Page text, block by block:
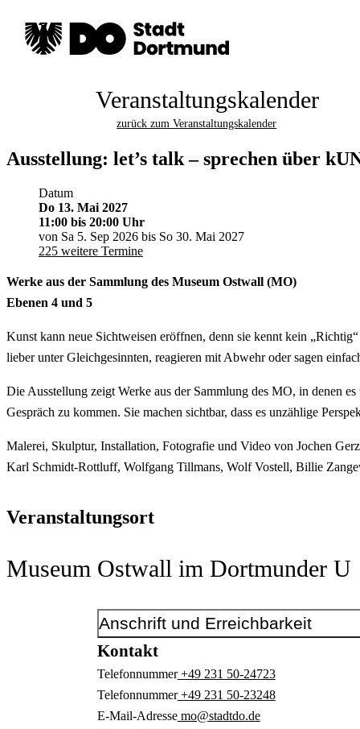
Veranstaltungskalender
zurück zum Veranstaltungskalender
Ausstellung: let’s talk – sprechen über
Datum
Do 13. Mai 2027
11:00 bis 20:00 Uhr
von Sa 5. Sep 2026 bis So 30. Mai 2027
225 weitere Termine
Werke aus der Sammlung des Museum Ostwall (MO)
Ebenen 4 und 5
Kunst kann neue Sichtweisen eröffnen, denn sie kennt kein
lieber unter Gleichgesinnten, reagieren mit Abwehr oder sagen
Die Ausstellung zeigt Werke aus der Sammlung des MO, in denen
Gespräch zu kommen. Sie machen sichtbar, dass es unzählige
Malerei, Skulptur, Installation, Fotografie und Video von Jochen
Karl Schmidt-Rottluff, Wolfgang Tillmans, Wolf Vostell, Billie
Veranstaltungsort
Museum Ostwall im Dortmunder U
Anschrift und Erreichbarkeit
Kontakt
Telefonnummer+49 231 50-24723
Telefonnummer+49 231 50-23248
E-Mail-Adressemo@stadtdo.de